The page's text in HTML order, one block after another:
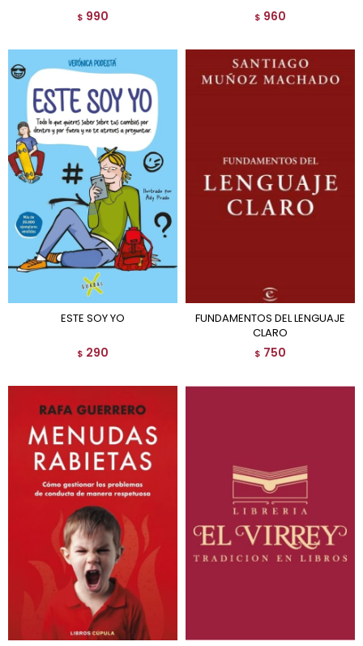
$ 990 $ 960
ESTE SOY YO
$ 290
FUNDAMENTOS DEL LENGUAJE
CLARO
$ 750